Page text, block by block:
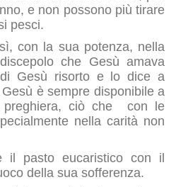
e non possono più tirare
pesci.
con la sua potenza, nella
che Gesù amava
Gesù risorto e lo dice a
è sempre disponibile a
preghiera, ciò che con le
nella carità non
il pasto eucaristico con il
della sua sofferenza.